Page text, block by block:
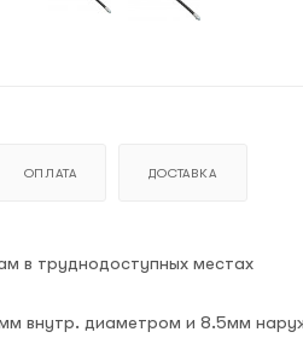
ОПЛАТА ДОСТАВКА
в труднодоступных местах
внутр. диаметром и 8.5мм